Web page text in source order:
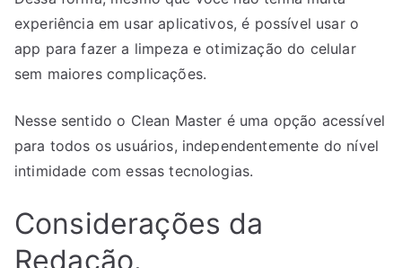
experiência em usar aplicativos, é possível usar o
app para fazer a limpeza e otimização do celular
sem maiores complicações.
Nesse sentido o Clean Master é uma opção acessível
para todos os usuários, independentemente do nível
intimidade com essas tecnologias.
Considerações da
Redação.